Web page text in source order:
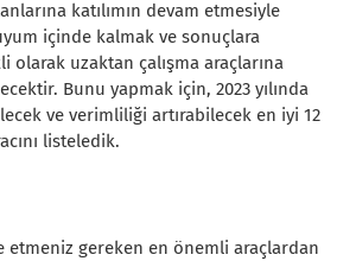
katılımın devam etmesiyle
içinde kalmak ve sonuçlara
olarak uzaktan çalışma araçlarına
Bunu yapmak için, 2023 yılında
ve verimliliği artırabilecek en iyi 12
listeledik.
etmeniz gereken en önemli araçlardan